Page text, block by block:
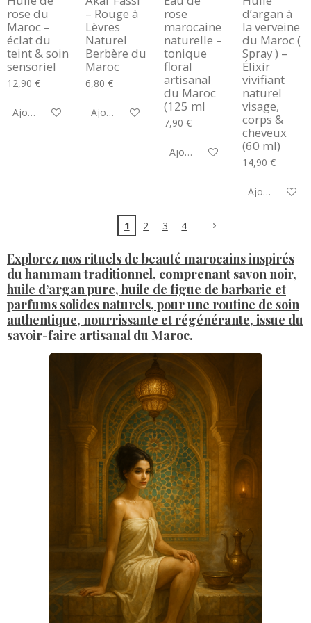
rose du
Maroc –
éclat du
teint & soin
sensoriel
12,90 €
Ajouter au panier
– Rouge à
Lèvres
Naturel
Berbère du
Maroc
6,80 €
Ajouter au panier
rose
marocaine
naturelle –
tonique
floral
artisanal
du Maroc
(125 ml
7,90 €
Ajouter au panier
d’argan à
la verveine
du Maroc (
Spray ) –
Élixir
vivifiant
naturel
visage,
corps &
cheveux
(60 ml)
14,90 €
Ajouter au
1 2 3 4
Explorez nos rituels de beauté marocains inspirés
du hammam traditionnel, comprenant savon noir,
huile d’argan pure, huile de figue de barbarie et
parfums solides naturels, pour une routine de soin
authentique, nourrissante et régénérante, issue du
savoir-faire artisanal du Maroc.